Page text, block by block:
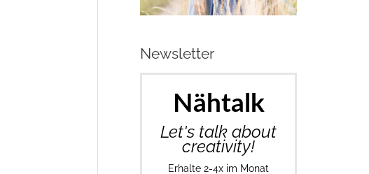
Newsletter
Nähtalk
Let's talk about
creativity!
Erhalte 2-4x im Monat